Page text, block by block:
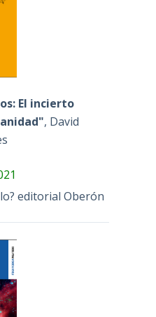
El incierto
, David
editorial Oberón